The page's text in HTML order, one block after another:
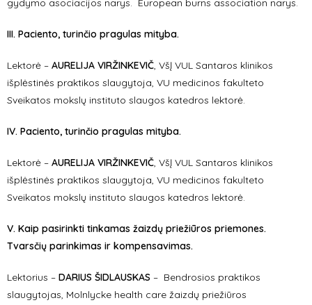
gydymo asociacijos narys. European burns association narys.
III. Paciento, turinčio pragulas mityba.
Lektorė – AURELIJA VIRŽINKEVIČ, VšĮ VUL Santaros klinikos
išplėstinės praktikos slaugytoja, VU medicinos fakulteto
Sveikatos mokslų instituto slaugos katedros lektorė.
IV. Paciento, turinčio pragulas mityba.
Lektorė – AURELIJA VIRŽINKEVIČ, VšĮ VUL Santaros klinikos
išplėstinės praktikos slaugytoja, VU medicinos fakulteto
Sveikatos mokslų instituto slaugos katedros lektorė.
V. Kaip pasirinkti tinkamas žaizdų priežiūros priemones.
Tvarsčių parinkimas ir kompensavimas.
Lektorius – DARIUS ŠIDLAUSKAS – Bendrosios praktikos
slaugytojas, Molnlycke health care žaizdų priežiūros